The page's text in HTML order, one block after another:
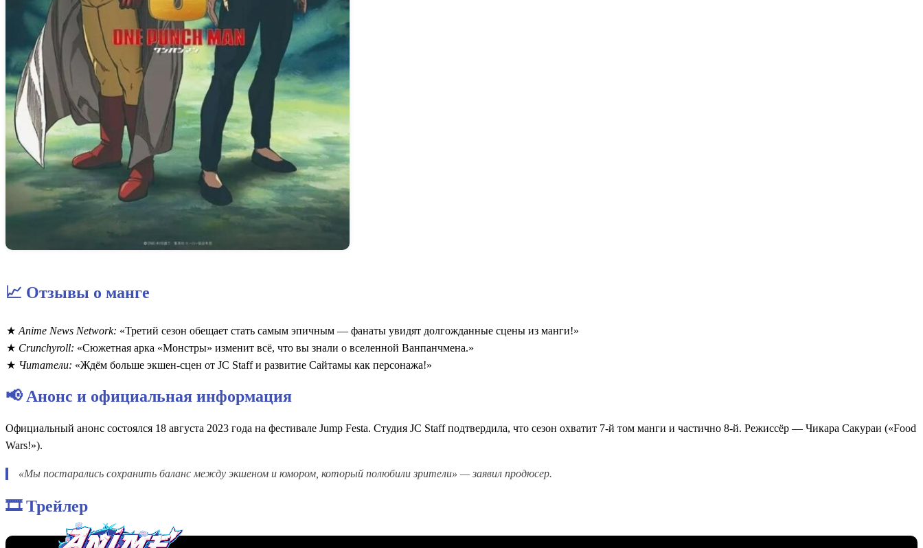
📈 Отзывы о манге
Anime News Network: «Третий сезон обещает стать самым эпичным — фанаты увидят долгожданные сцены из манги!»
Crunchyroll: «Сюжетная арка «Монстры» изменит всё, что вы знали о вселенной Ванпанчмена.»
Читатели: «Ждём больше экшен-сцен от JC Staff и развитие Сайтамы как персонажа!»
📢 Анонс и официальная информация
Официальный анонс состоялся 18 августа 2023 года на фестивале Jump Festa. Студия JC Staff подтвердила, что сезон охватит 7-й том манги и частично 8-й. Режиссёр — Чикара Сакураи («Food
Wars!»).
«Мы постарались сохранить баланс между экшеном и юмором, который полюбили зрители» — заявил продюсер.
🎞️ Трейлер